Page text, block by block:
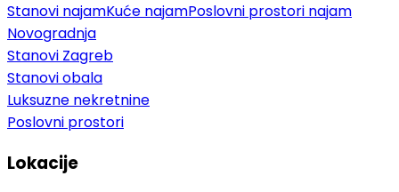
Stanovi najamKuće najamPoslovni prostori najam
Novogradnja
Stanovi Zagreb
Stanovi obala
Luksuzne nekretnine
Poslovni prostori
Lokacije